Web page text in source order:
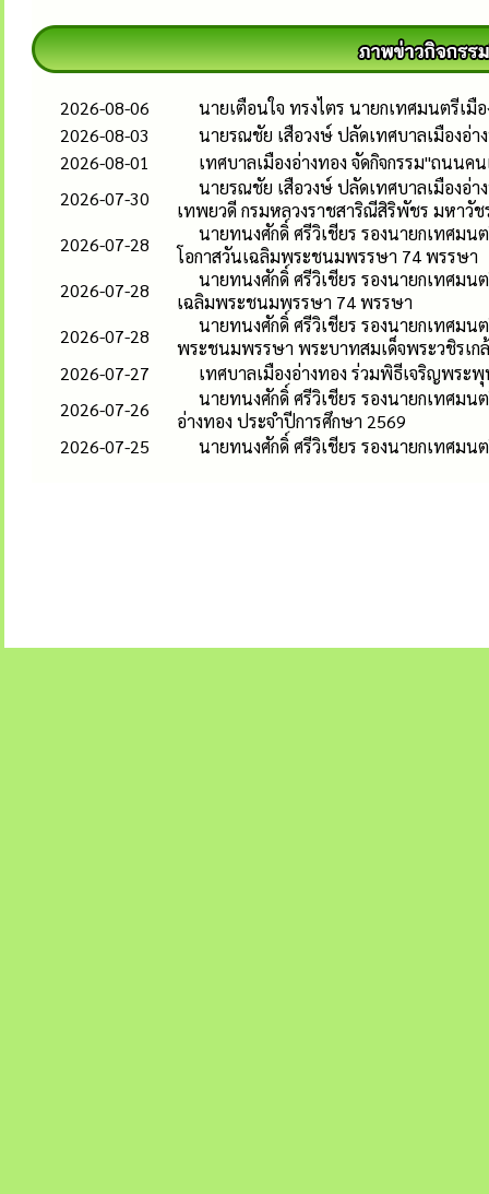
2026-08-06
นายเตือนใจ ทรงไตร นายกเทศมนตรีเมื
2026-08-03
นายรณชัย เสือวงษ์ ปลัดเทศบาลเมืองอ่า
2026-08-01
เทศบาลเมืองอ่างทอง จัดกิจกรรม"ถนนค
2026-07-30
นายรณชัย เสือวงษ์ ปลัดเทศบาลเมืองอ่
เทพยวดี กรมหลวงราชสาริณีสิริพัชร มหาวัช
2026-07-28
นายทนงศักดิ์ ศรีวิเชียร รองนายกเทศม
โอกาสวันเฉลิมพระชนมพรรษา 74 พรรษา
2026-07-28
นายทนงศักดิ์ ศรีวิเชียร รองนายกเทศมน
เฉลิมพระชนมพรรษา 74 พรรษา
2026-07-28
นายทนงศักดิ์ ศรีวิเชียร รองนายกเทศม
พระชนมพรรษา พระบาทสมเด็จพระวชิรเก
2026-07-27
เทศบาลเมืองอ่างทอง ร่วมพิธีเจริญพระ
2026-07-26
นายทนงศักดิ์ ศรีวิเชียร รองนายกเทศม
อ่างทอง ประจำปีการศึกษา 2569
2026-07-25
นายทนงศักดิ์ ศรีวิเชียร รองนายกเทศม